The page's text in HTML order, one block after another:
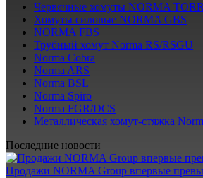
Червячные хомуты NORMA
Хомуты силовые NORMA GBS
NORMA FBS
Трубный хомут Norma RS/RSGU
Norma Cobra
Norma ARS
Norma BSL
Norma Spiro
Norma FGR/DCS
Металлическая хомут-стяжка
Последние новости
Продажи NORMA Group впервые